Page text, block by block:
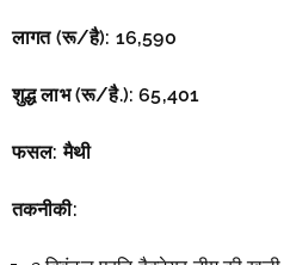
लागत (रू/है): 16,590
शुद्ध लाभ (रू/है.):65,401
फसल: मैथी
तकनीकी: